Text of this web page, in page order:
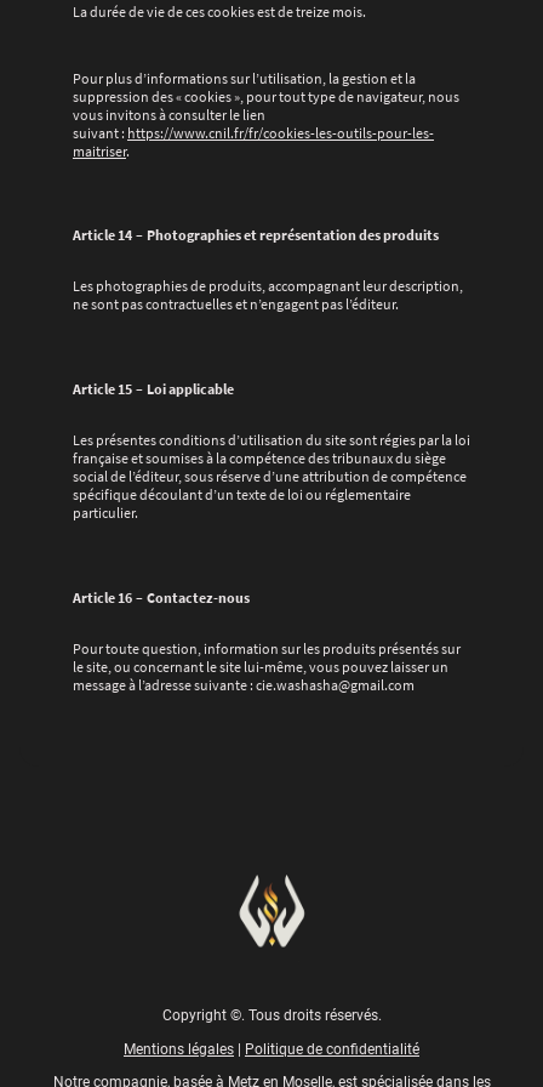
La durée de vie de ces cookies est de treize mois.
Pour plus d’informations sur l’utilisation, la gestion et la
suppression des « cookies », pour tout type de navigateur, nous
vous invitons à consulter le lien
suivant : https://www.cnil.fr/fr/cookies-les-outils-pour-les-
maitriser.
Article 14 – Photographies et représentation des produits
Les photographies de produits, accompagnant leur description,
ne sont pas contractuelles et n’engagent pas l’éditeur.
Article 15 – Loi applicable
Les présentes conditions d’utilisation du site sont régies par la loi
française et soumises à la compétence des tribunaux du siège
social de l’éditeur, sous réserve d’une attribution de compétence
spécifique découlant d’un texte de loi ou réglementaire
particulier.
Article 16 – Contactez-nous
Pour toute question, information sur les produits présentés sur
le site, ou concernant le site lui-même, vous pouvez laisser un
message à l’adresse suivante : cie.washasha@gmail.com
Copyright ©. Tous droits réservés.
Mentions légales | Politique de confidentialité
Notre compagnie, basée à Metz en Moselle, est spécialisée dans les